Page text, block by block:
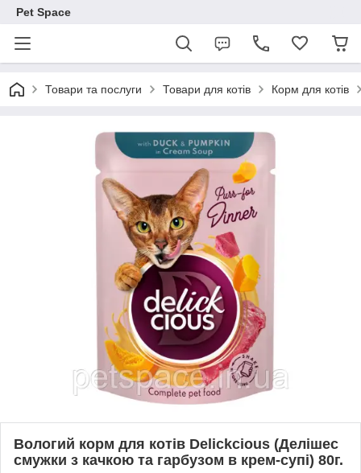
Pet Space
Товари та послуги Товари для котів Корм для котів
Вологий корм для котів Delickcious (Делішес
смужки з качкою та гарбузом в крем-супі) 80г.